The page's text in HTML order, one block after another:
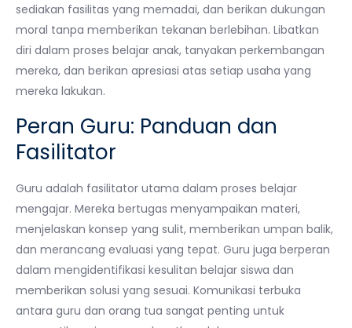
sediakan fasilitas yang memadai, dan berikan dukungan
moral tanpa memberikan tekanan berlebihan. Libatkan
diri dalam proses belajar anak, tanyakan perkembangan
mereka, dan berikan apresiasi atas setiap usaha yang
mereka lakukan.
Peran Guru: Panduan dan
Fasilitator
Guru adalah fasilitator utama dalam proses belajar
mengajar. Mereka bertugas menyampaikan materi,
menjelaskan konsep yang sulit, memberikan umpan balik,
dan merancang evaluasi yang tepat. Guru juga berperan
dalam mengidentifikasi kesulitan belajar siswa dan
memberikan solusi yang sesuai. Komunikasi terbuka
antara guru dan orang tua sangat penting untuk